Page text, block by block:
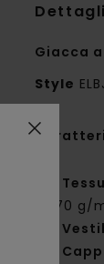
Giacca
Style
[170 g/